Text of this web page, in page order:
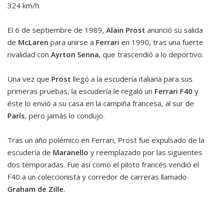
324 km/h.
El 6 de septiembre de 1989, Alain Prost anunció su salida
de McLaren para unirse a Ferrari en 1990, tras una fuerte
rivalidad con Ayrton Senna, que trascendió a lo deportivo.
Una vez que Prost llegó a la escudería italiana para sus
primeras pruebas, la escudería le regaló un Ferrari F40 y
éste lo envió a su casa en la campiña francesa, al sur de
París, pero jamás lo condujo.
Tras un año polémico en Ferrari, Prost fue expulsado de la
escudería de Maranello y reemplazado por las siguientes
dos temporadas. Fue así como el piloto francés vendió el
F40 a un coleccionista y corredor de carreras llamado
Graham de Zille.